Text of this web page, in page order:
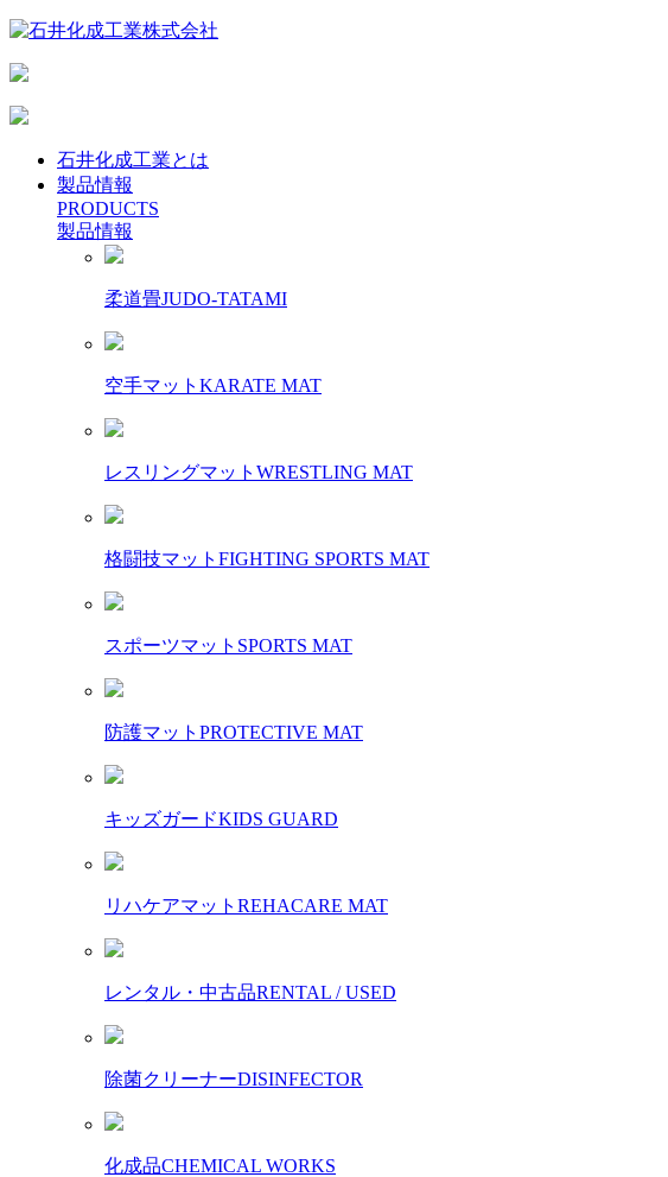
石井化成工業とは
製品情報
PRODUCTS
製品情報
柔道畳JUDO-TATAMI
空手マット KARATE MAT
レスリングマット WRESTLING MAT
格闘技マット FIGHTING SPORTS MAT
スポーツマット SPORTS MAT
防護マット PROTECTIVE MAT
キッズガードKIDS GUARD
リハケアマット REHACARE MAT
レンタル・中古品RENTAL / USED
除菌クリーナーDISINFECTOR
化成品CHEMICAL WORKS